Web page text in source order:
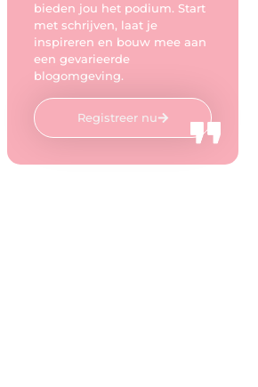
bieden jou het podium. Start
met schrijven, laat je
inspireren en bouw mee aan
een gevarieerde
blogomgeving.
Registreer nu